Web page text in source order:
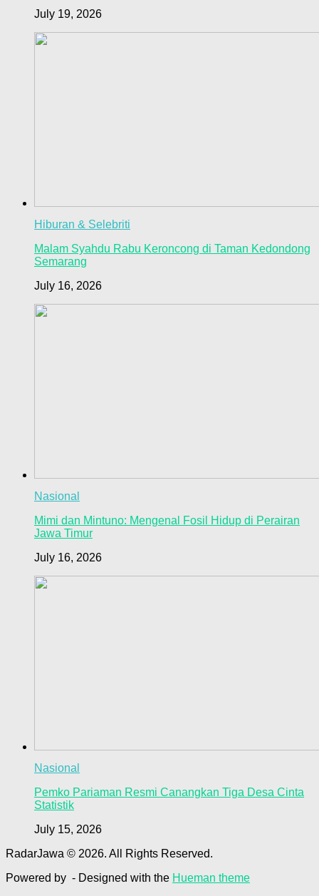
July 19, 2026
Hiburan & Selebriti
Malam Syahdu Rabu Keroncong di Taman Kedondong
Semarang
July 16, 2026
Nasional
Mimi dan Mintuno: Mengenal Fosil Hidup di Perairan
Jawa Timur
July 16, 2026
Nasional
Pemko Pariaman Resmi Canangkan Tiga Desa Cinta
Statistik
July 15, 2026
RadarJawa © 2026. All Rights Reserved.
Powered by - Designed with the Hueman theme